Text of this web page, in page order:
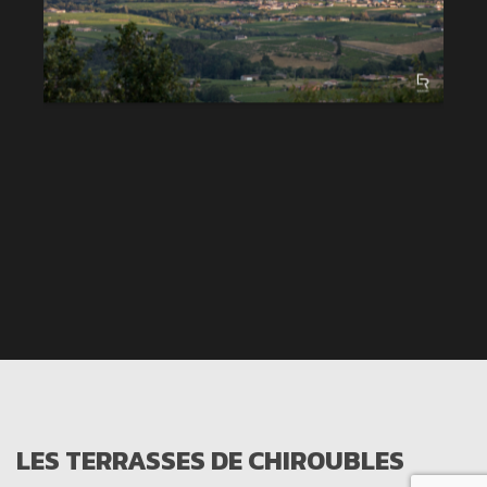
LES TERRASSES DE CHIROUBLES